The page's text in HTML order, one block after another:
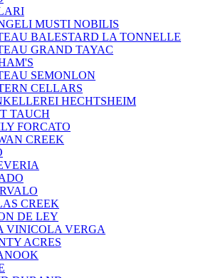
MUSTI NOBILIS
BALESTARD LA TONNELLE
GRAND TAYAC
SEMONLON
CELLARS
HECHTSHEIM
TAUCH
FORCATO
CREEK
CREEK
DE LEY
VINICOLA VERGA
ACRES